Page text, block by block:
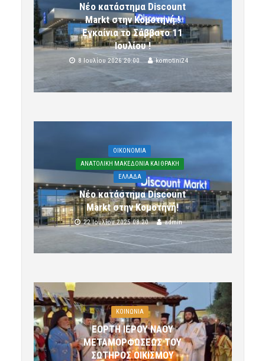
Νέο κατάστημα Discount
Markt στην Κομοτηνή !
Εγκαίνια το Σάββατο 11
Ιουλίου !
8 Ιουλίου 2026 20:00 komotini24
OIKONOMIA
ΑΝΑΤΟΛΙΚΗ ΜΑΚΕΔΟΝΙΑ ΚΑΙ ΘΡΑΚΗ
ΕΛΛΑΔΑ
Νέο κατάστημα Discount
Markt στην Κομοτηνή!
22 Ιουλίου 2025 08:20 admin
ΚΟΙΝΩΝΙΑ
ΕΟΡΤΗ ΙΕΡΟΥ ΝΑΟΥ
ΜΕΤΑΜΟΡΦΩΣΕΩΣ ΤΟΥ
ΣΩΤΗΡΟΣ ΟΙΚΙΣΜΟΥ